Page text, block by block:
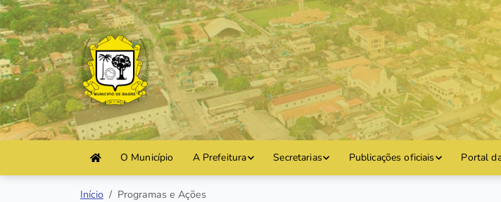
O Município A Prefeitura Secretarias Publicações oficiais Portal
Início Programas e Ações